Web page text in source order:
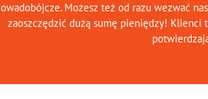
owadobójcze. Możesz też od razu wezwać
zaoszczędzić dużą sumę pieniędzy! Klienci